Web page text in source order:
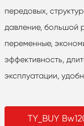
передовых,
давление, большой
переменные,
эффективность,
эксплуатации,
TY_BUY